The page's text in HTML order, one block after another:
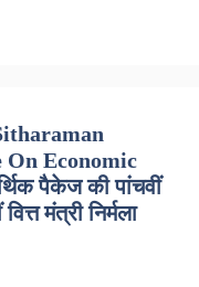
On Economic
पैकेज की पांचवीं
मंत्री निर्मला